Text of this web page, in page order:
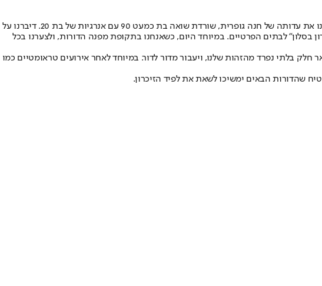
לאחרונה, שלושה שבועות לפני יום הזיכרון לשואה ולגבורה, אירחתי בביתי קבוצה של מנכ"לים ומנכ"ליות למפגש "זיכרון בסלון". שמענו את עדותה של חנה גופרית, שורדת שואה בת כמעט 90 עם אנרגיות של בת 20. דיברנו על
בסלון" לבתים הפרטיים. במיוחד היום, כשאנחנו בתקופת מפנה הדורות, ולצערנו בכל
חלק בלתי נפרד מהזהות שלנו, ויעבור מדור לדור. במיוחד לאחר אירועים טראומטיים כמו
שהדורות הבאים ימשיכו לשאת את לפיד הזיכרון.